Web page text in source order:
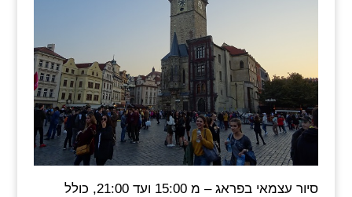
סיור עצמאי בפראג – מ 15:00 ועד 21:00, כולל